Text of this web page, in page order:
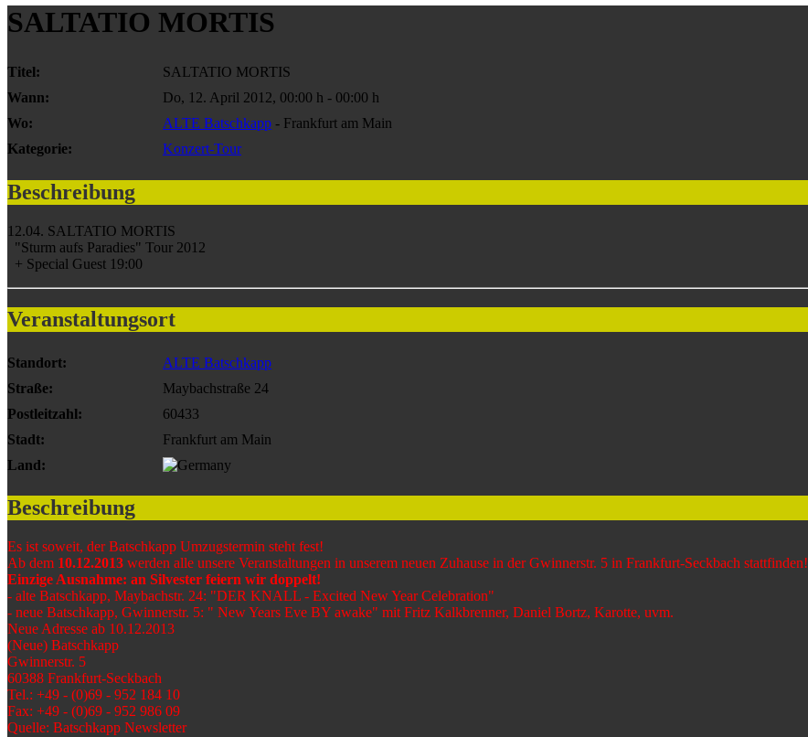
SALTATIO MORTIS
Titel:
SALTATIO MORTIS
Wann:
Do, 12. April 2012, 00:00 h - 00:00 h
Wo:
ALTE Batschkapp - Frankfurt am Main
Kategorie:
Konzert-Tour
Beschreibung
12.04. SALTATIO MORTIS
"Sturm aufs Paradies" Tour 2012
+ Special Guest 19:00
Veranstaltungsort
Standort:
ALTE Batschkapp
Straße:
Maybachstraße 24
Postleitzahl:
60433
Stadt:
Frankfurt am Main
Land:
Beschreibung
Es ist soweit, der Batschkapp Umzugstermin steht fest!
Ab dem 10.12.2013 werden alle unsere Veranstaltungen in unserem neuen Zuhause in der Gwinnerstr. 5 in Frankfurt-Seckbach stattfinden!
Einzige Ausnahme: an Silvester feiern wir doppelt!
- alte Batschkapp, Maybachstr. 24: "DER KNALL - Excited New Year Celebration"
- neue Batschkapp, Gwinnerstr. 5: " New Years Eve BY awake" mit Fritz Kalkbrenner, Daniel Bortz, Karotte, uvm.
Neue Adresse ab 10.12.2013
(Neue) Batschkapp
Gwinnerstr. 5
60388 Frankfurt-Seckbach
Tel.: +49 - (0)69 - 952 184 10
Fax: +49 - (0)69 - 952 986 09
Quelle: Batschkapp Newsletter